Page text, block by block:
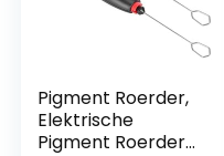
Pigment Roerder,
Elektrische
Pigment Roerder